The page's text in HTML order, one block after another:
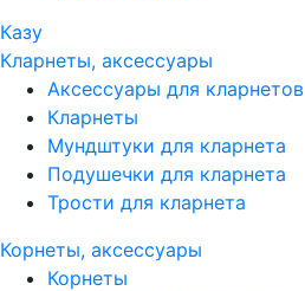
Казу
Кларнеты, аксессуары
Аксессуары для кларнетов
Кларнеты
Мундштуки для кларнета
Подушечки для кларнета
Трости для кларнета
Корнеты, аксессуары
Корнеты